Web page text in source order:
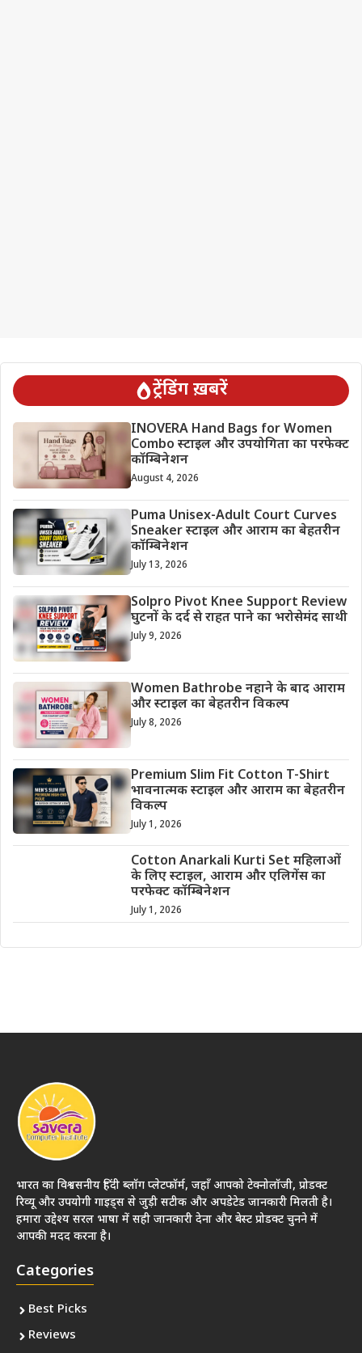
ट्रेंडिंग ख़बरें
INOVERA Hand Bags for Women
Combo स्टाइल और उपयोगिता का परफेक्ट
कॉम्बिनेशन
August 4, 2026
Puma Unisex-Adult Court Curves
Sneaker स्टाइल और आराम का बेहतरीन
कॉम्बिनेशन
July 13, 2026
Solpro Pivot Knee Support Review
घुटनों के दर्द से राहत पाने का भरोसेमंद साथी
July 9, 2026
Women Bathrobe नहाने के बाद आराम
और स्टाइल का बेहतरीन विकल्प
July 8, 2026
Premium Slim Fit Cotton T-Shirt
भावनात्मक स्टाइल और आराम का बेहतरीन
विकल्प
July 1, 2026
Cotton Anarkali Kurti Set महिलाओं
के लिए स्टाइल, आराम और एलिगेंस का
परफेक्ट कॉम्बिनेशन
July 1, 2026
भारत का विश्वसनीय हिंदी ब्लॉग प्लेटफॉर्म, जहाँ आपको टेक्नोलॉजी, प्रोडक्ट
रिव्यू और उपयोगी गाइड्स से जुड़ी सटीक और अपडेटेड जानकारी मिलती है।
हमारा उद्देश्य सरल भाषा में सही जानकारी देना और बेस्ट प्रोडक्ट चुनने में
आपकी मदद करना है।
Categories
Best Picks
Reviews